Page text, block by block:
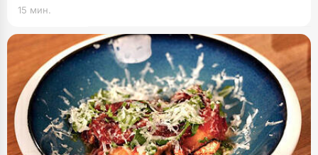
15 мин.